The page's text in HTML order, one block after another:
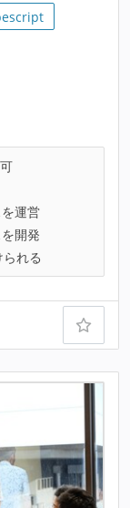
運営
開発
れる